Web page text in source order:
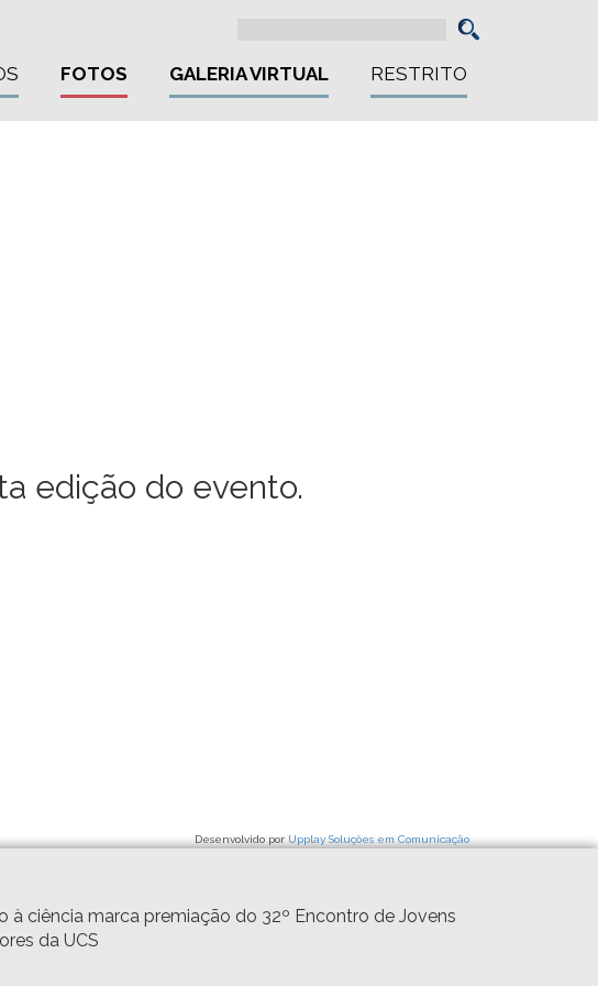
FOTOS GALERIA VIRTUAL RESTRITO
edição do evento.
Desenvolvido por Upplay Soluções em Comunicação
à ciência marca premiação do 32º Encontro de Jovens
da UCS